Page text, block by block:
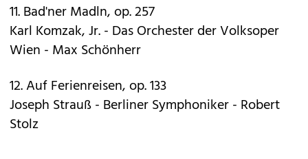
11. Bad'ner Madln, op. 257
Karl Komzak, Jr. - Das Orchester der Volksoper
Wien - Max Schönherr
12. Auf Ferienreisen, op. 133
Joseph Strauß - Berliner Symphoniker - Robert
Stolz